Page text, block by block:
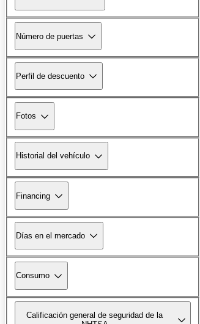
Número de puertas
Perfil de descuento
Fotos
Historial del vehículo
Financing
Días en el mercado
Consumo
Calificación general de seguridad de la